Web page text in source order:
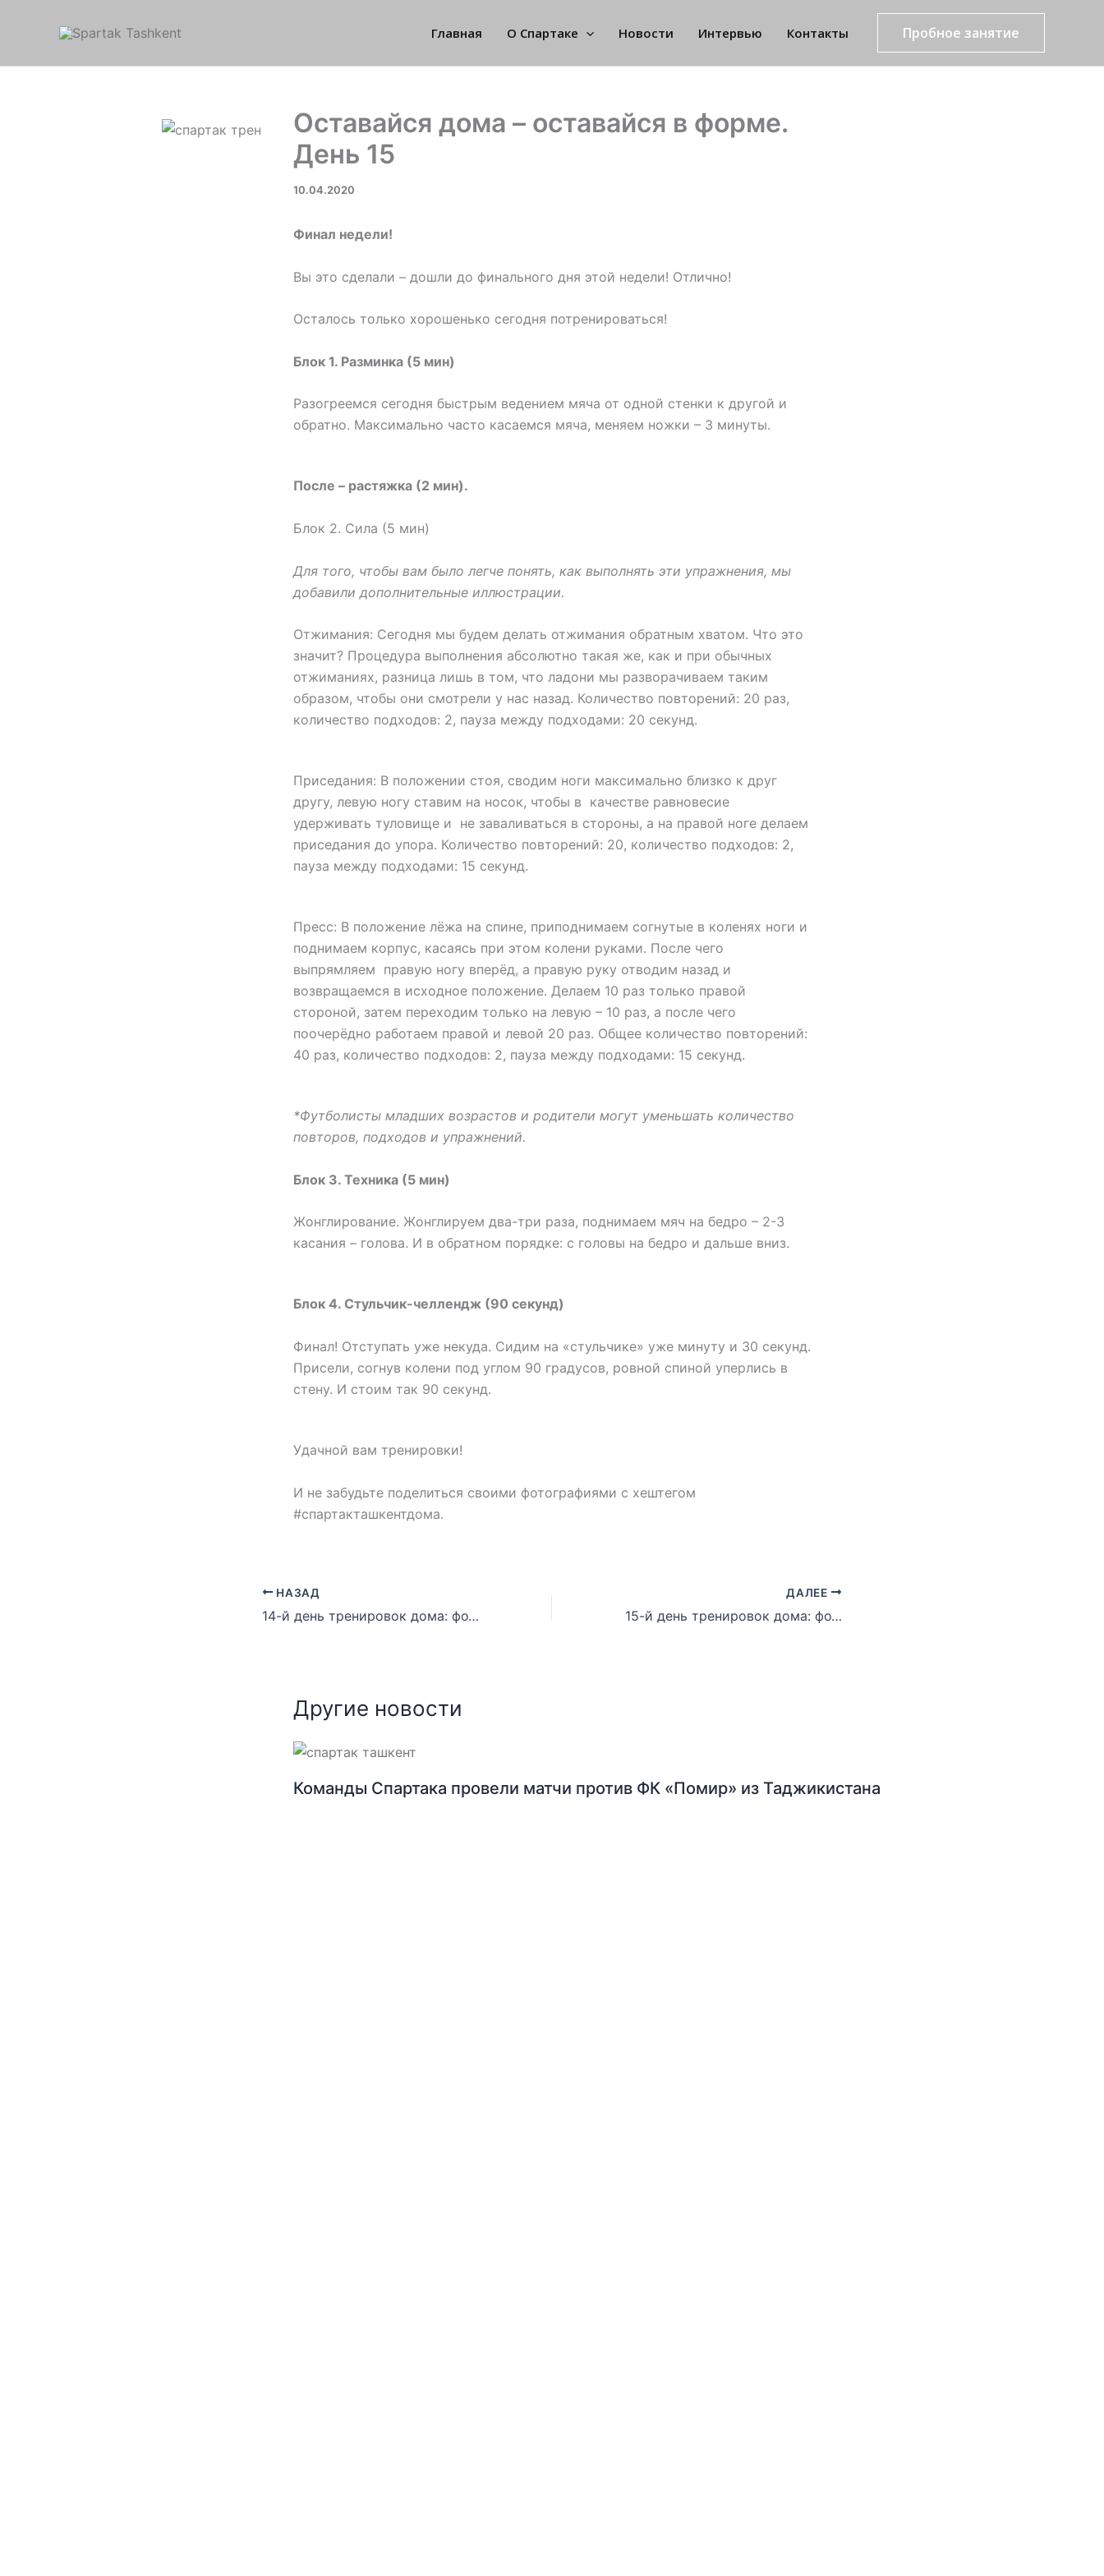
Главная О Спартаке Новости Интервью Контакты Пробное занятие
Оставайся дома – оставайся в форме.
День 15
10.04.2020
Финал недели!
Вы это сделали – дошли до финального дня этой недели! Отлично!
Осталось только хорошенько сегодня потренироваться!
Блок 1. Разминка (5 мин)
Разогреемся сегодня быстрым ведением мяча от одной стенки к другой и
обратно. Максимально часто касаемся мяча, меняем ножки – 3 минуты.
После – растяжка (2 мин).
Блок 2. Сила (5 мин)
Для того, чтобы вам было легче понять, как выполнять эти упражнения, мы
добавили дополнительные иллюстрации.
Отжимания: Сегодня мы будем делать отжимания обратным хватом. Что это
значит? Процедура выполнения абсолютно такая же, как и при обычных
отжиманиях, разница лишь в том, что ладони мы разворачиваем таким
образом, чтобы они смотрели у нас назад. Количество повторений: 20 раз,
количество подходов: 2, пауза между подходами: 20 секунд.
Приседания: В положении стоя, сводим ноги максимально близко к друг
другу, левую ногу ставим на носок, чтобы в качестве равновесие
удерживать туловище и не заваливаться в стороны, а на правой ноге делаем
приседания до упора. Количество повторений: 20, количество подходов: 2,
пауза между подходами: 15 секунд.
Пресс: В положение лёжа на спине, приподнимаем согнутые в коленях ноги и
поднимаем корпус, касаясь при этом колени руками. После чего
выпрямляем правую ногу вперёд, а правую руку отводим назад и
возвращаемся в исходное положение. Делаем 10 раз только правой
стороной, затем переходим только на левую – 10 раз, а после чего
поочерёдно работаем правой и левой 20 раз. Общее количество повторений:
40 раз, количество подходов: 2, пауза между подходами: 15 секунд.
*Футболисты младших возрастов и родители могут уменьшать количество
повторов, подходов и упражнений.
Блок 3. Техника (5 мин)
Жонглирование. Жонглируем два-три раза, поднимаем мяч на бедро – 2-3
касания – голова. И в обратном порядке: с головы на бедро и дальше вниз.
Блок 4. Стульчик-челлендж (90 секунд)
Финал! Отступать уже некуда. Сидим на «стульчике» уже минуту и 30 секунд.
Присели, согнув колени под углом 90 градусов, ровной спиной уперлись в
стену. И стоим так 90 секунд.
Удачной вам тренировки!
И не забудьте поделиться своими фотографиями с хештегом
#спартакташкентдома.
НАЗАД
14-й день тренировок дома: фотоотчет
ДАЛЕЕ
15-й день тренировок дома: фото
Другие новости
Команды Спартака провели матчи против ФК «Помир» из Таджикистана